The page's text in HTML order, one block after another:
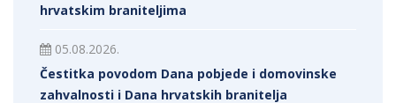
hrvatskim braniteljima
05.08.2026.
Čestitka povodom Dana pobjede i domovinske
zahvalnosti i Dana hrvatskih branitelja